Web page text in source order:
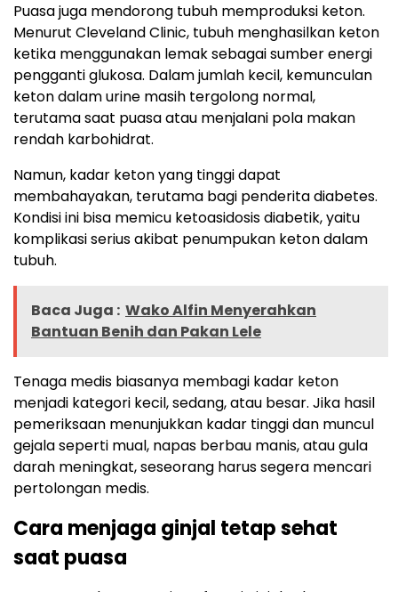
Puasa juga mendorong tubuh memproduksi keton.
Menurut Cleveland Clinic, tubuh menghasilkan keton
ketika menggunakan lemak sebagai sumber energi
pengganti glukosa. Dalam jumlah kecil, kemunculan
keton dalam urine masih tergolong normal,
terutama saat puasa atau menjalani pola makan
rendah karbohidrat.
Namun, kadar keton yang tinggi dapat
membahayakan, terutama bagi penderita diabetes.
Kondisi ini bisa memicu ketoasidosis diabetik, yaitu
komplikasi serius akibat penumpukan keton dalam
tubuh.
Baca Juga : Wako Alfin Menyerahkan
Bantuan Benih dan Pakan Lele
Tenaga medis biasanya membagi kadar keton
menjadi kategori kecil, sedang, atau besar. Jika hasil
pemeriksaan menunjukkan kadar tinggi dan muncul
gejala seperti mual, napas berbau manis, atau gula
darah meningkat, seseorang harus segera mencari
pertolongan medis.
Cara menjaga ginjal tetap sehat
saat puasa